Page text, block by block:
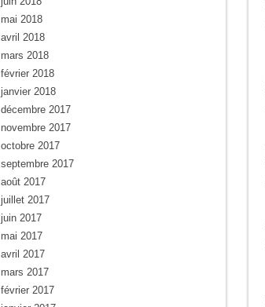
mai 2018
avril 2018
mars 2018
février 2018
janvier 2018
décembre 2017
novembre 2017
octobre 2017
septembre 2017
août 2017
juillet 2017
juin 2017
mai 2017
avril 2017
mars 2017
février 2017